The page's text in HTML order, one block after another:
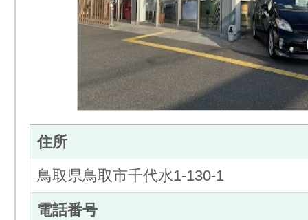
住所
鳥取県鳥取市千代水1-130-1
電話番号